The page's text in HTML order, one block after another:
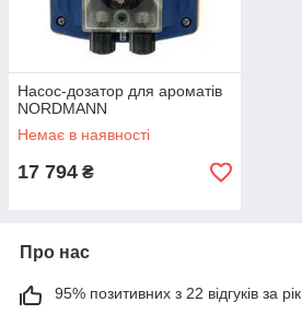
Насос-дозатор для ароматів
NORDMANN
Немає в наявності
17 794 ₴
Про нас
95% позитивних з 22 відгуків за рік